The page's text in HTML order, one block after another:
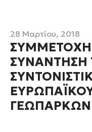
28 Μαρτίου, 2018
ΣΥΜΜΕΤΟΧΗ
ΣΥΝΑΝΤΗΣΗ
ΓΕΩΠΑΡΚΩΝ